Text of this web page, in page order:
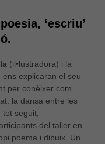
‘escriu’
(il•lustradora) i la
ens explicaran el seu
per conèixer com
la dansa entre les
seguit,
del taller en
poema i dibuix. Un